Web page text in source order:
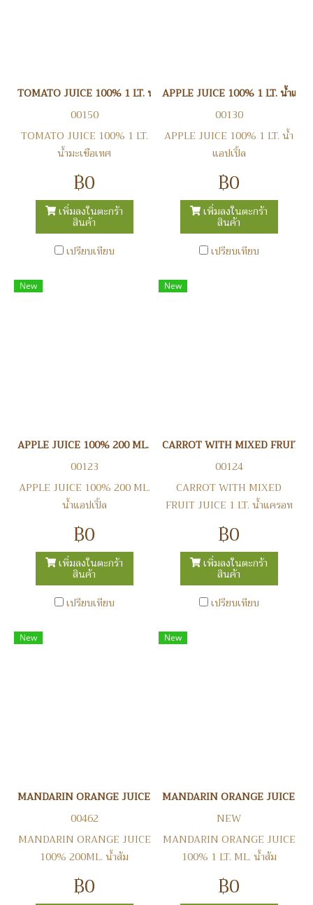
TOMATO JUICE 100% 1 LT. น้ำมะเขือเทศ
00150
TOMATO JUICE 100% 1 LT.
น้ำมะเขือเทศ
฿0
เพิ่มลงในตะกร้า
สินค้า
เปรียบเทียบ
APPLE JUICE 100% 1 LT. น้ำแอป
00130
APPLE JUICE 100% 1 LT. น้ำ
แอปเปิ้ล
฿0
เพิ่มลงในตะกร้า
สินค้า
เปรียบเทียบ
New
APPLE JUICE 100% 200 ML. น้ำแอปเปิ้ล
00123
APPLE JUICE 100% 200 ML.
น้ำแอปเปิ้ล
฿0
เพิ่มลงในตะกร้า
สินค้า
เปรียบเทียบ
New
CARROT WITH MIXED FRUIT
00124
CARROT WITH MIXED
FRUIT JUICE 1 LT. น้ำแครอท
฿0
เพิ่มลงในตะกร้า
สินค้า
เปรียบเทียบ
New
MANDARIN ORANGE JUICE 100% 200ML. น้ำส้ม
00462
MANDARIN ORANGE JUICE
100% 200ML. น้ำส้ม
฿0
New
MANDARIN ORANGE JUICE
NEW
MANDARIN ORANGE JUICE
100% 1 LT. ML. น้ำส้ม
฿0